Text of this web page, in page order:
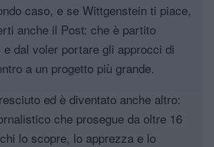
caso, e se Wittgenstein ti piace,
anche il Post: che è partito
e dal voler portare gli approcci di
a un progetto più grande.
ed è diventato anche altro:
che prosegue da oltre 16
lo scopre, lo apprezza e lo